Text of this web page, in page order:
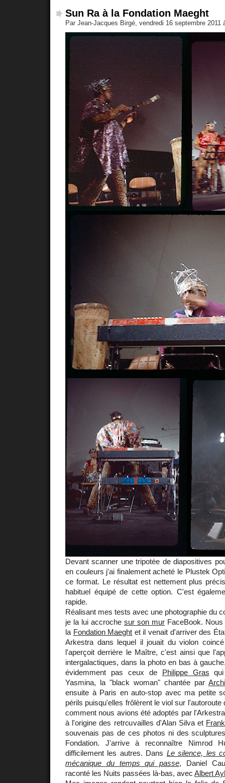
Sun Ra à la Fondation Maeght
Par Jean-Jacques Birgé, vendredi 16 septembre 2011
Devant scanner une tripotée de diapositives
en couleurs j'ai finalement acheté le Plustek
ce format. Le résultat est nettement plus
habituel équipé de cette option. C'est
rapide.
Réalisant mes tests avec une photographie du
je la lui accroche sur son mur FaceBook.
la Fondation Maeght et il venait d'arriver des
Arkestra dans lequel il jouait du violon
l'aperçoit derrière le Maître, c'est ainsi que
intergalactiques, dans la photo en bas à
évidemment pas ceux de Philippe Gras
Yasmina, la "black woman" chantée par
ensuite à Paris en auto-stop avec ma petite
périls puisqu'elles frôlèrent le viol sur
comment nous avions été adoptés par
à l'origine des retrouvailles d'Alan Silva et
souvenais pas de ces photos ni des
Fondation. J'arrive à reconnaître Nimrod
difficilement les autres. Dans Le silence, les
mécanique du temps qui passe, Daniel
raconté les Nuits passées là-bas, avec Albert